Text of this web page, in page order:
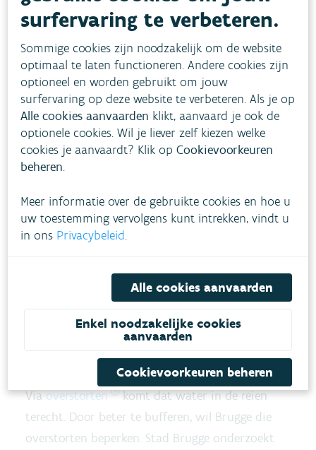
in een 'digital twin' van het watersysteem. Zo
kunnen simulaties gemaakt worden en kan het
beheer nog beter afgestemd worden op de noden
van de stad. Met stuwen kan Stad Brugge het
waterpeil van de reien sturen. Zo houdt de stad
voldoende voorraad aan om bomen en planten
van water te voorzien, zelfs in droge periodes.
Waterkwaliteit en
kwantiteit
Naast infiltratie en buffering, focust Brugge ook
project Waterwijs - Blue4Green is het zuiveren
van het water in de Brugse reien met planten en
micro-organismen. Het doel? Volgend jaar veilig
zwemmen in de zwemzone aan de Langerei.
Bij hevige regen stijgt het waterpeil in de riolen.
Viaoverstorten
komt dat water in de reien
terecht. Door beter te bufferen, wil Brugge die
overstorten beperken. Stad Brugge onderzoekt
surfervaring te verbeteren.
Sommige cookies zijn noodzakelijk om de website
optimaal te laten functioneren. Andere cookies zijn
optioneel en worden gebruikt om jouw
surfervaring op deze website te verbeteren. Als je op
Alle cookies aanvaarden klikt, aanvaard je ook de
optionele cookies. Wil je liever zelf kiezen welke
cookies je aanvaardt? Klik opCookievoorkeuren
beheren.
Meer informatie over de gebruikte cookies en hoe u
uw toestemming vervolgens kunt intrekken, vindt u
in ons Privacybeleid.
Alle cookies aanvaarden
Enkel noodzakelijke cookies
aanvaarden
Cookievoorkeuren beheren